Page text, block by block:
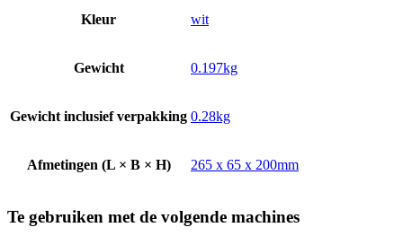
Kleur wit
Gewicht 0.197kg
Gewicht inclusief verpakking 0.28kg
Afmetingen (L × B × H) 265 x 65 x 200mm
Te gebruiken met de volgende machines